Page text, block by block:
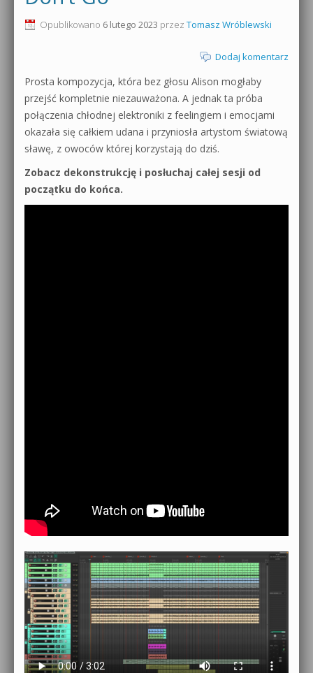
Produkcja muzyczna od podstaw
Sound Forge od podstaw
Dubstep z syntezatorem Massive
Kontakt 5 Kompendium
Pakiety
0dB.pl - informacje
Materiały dla mediów
Archiwum aktualności
Polityka prywatności
Regulamin
Działanie sklepu internetowego
Opublikowano 6 lutego 2023 przez Tomasz Wróblewski
Dodaj komentarz
Prosta kompozycja, która bez głosu Alison mogłaby
przejść kompletnie niezauważona. A jednak ta próba
połączenia chłodnej elektroniki z feelingiem i emocjami
okazała się całkiem udana i przyniosła artystom światową
sławę, z owoców której korzystają do dziś.
Zobacz dekonstrukcję i posłuchaj całej sesji od
początku do końca.